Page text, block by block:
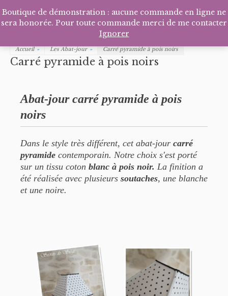
Facebook
Pinterest
Tél
Accueil » Les Abat-jour » Carré pyramide à pois noirs
Carré pyramide à pois noirs
Abat-jour carré pyramide à pois
noirs
Dans le style très différent, cet abat-jour carré
pyramide contemporain. Notre choix s'est porté
sur un tissu coton blanc à pois noir. La finition a
été réalisée avec plusieurs soutaches, une blanche
et une noire.
Boutique de démonstration : aucune commande en ligne ne
sera honorée. Pour toute commande merci de me contacter
Ignorer